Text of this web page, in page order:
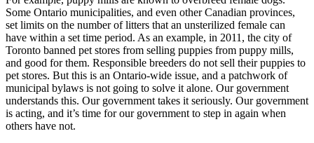
Some Ontario municipalities, and even other Canadian provinces,
set limits on the number of litters that an unsterilized female can
have within a set time period. As an example, in 2011, the city of
Toronto banned pet stores from selling puppies from puppy mills,
and good for them. Responsible breeders do not sell their puppies to
pet stores. But this is an Ontario-wide issue, and a patchwork of
municipal bylaws is not going to solve it alone. Our government
understands this. Our government takes it seriously. Our government
is acting, and it’s time for our government to step in again when
others have not.